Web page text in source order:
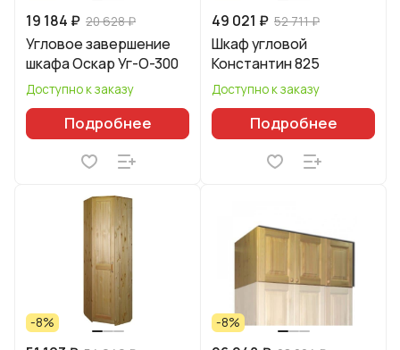
19 184 ₽ 20 628 ₽
Угловое завершение
шкафа Оскар Уг-О-300
Доступно к заказу
Подробнее
49 021 ₽ 52 711 ₽
Шкаф угловой
Константин 825
Доступно к заказу
Подробнее
-8% -8%